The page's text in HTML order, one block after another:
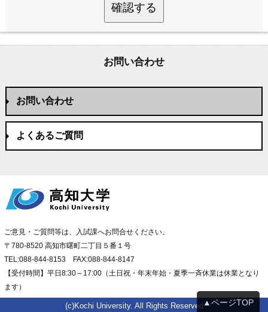
確認する
お問い合わせ
お問い合わせ
よくあるご質問
▲ページTOP
ご意見・ご質問等は、入試課へお問合せください。
〒780-8520 高知市曙町二丁目５番１号
TEL:088-844-8153 FAX:088-844-8147
【受付時間】平日8:30～17:00（土日祝・年末年始・夏季一斉休業は休業となり
ます）
(c)Kochi University. All Rights Reserved